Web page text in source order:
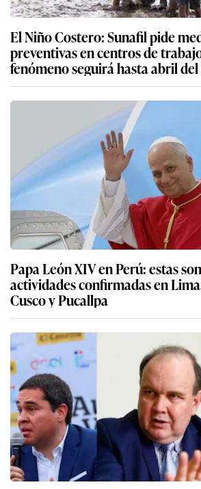
El Niño Costero: Sunafil pide
preventivas en centros de
fenómeno seguirá hasta abril
Papa León XIV en Perú: estas
actividades confirmadas en
Cusco y Pucallpa